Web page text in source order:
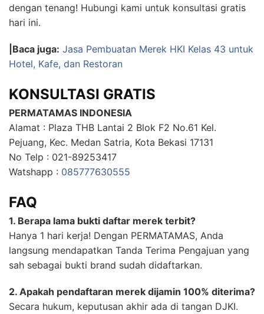
dengan tenang! Hubungi kami untuk konsultasi gratis
hari ini.
|Baca juga: Jasa Pembuatan Merek HKI Kelas 43 untuk
Hotel, Kafe, dan Restoran
KONSULTASI GRATIS
PERMATAMAS INDONESIA
Alamat : Plaza THB Lantai 2 Blok F2 No.61 Kel.
Pejuang, Kec. Medan Satria, Kota Bekasi 17131
No Telp : 021-89253417
Watshapp : 085777630555
FAQ
1. Berapa lama bukti daftar merek terbit?
Hanya 1 hari kerja! Dengan PERMATAMAS, Anda
langsung mendapatkan Tanda Terima Pengajuan yang
sah sebagai bukti brand sudah didaftarkan.
2. Apakah pendaftaran merek dijamin 100% diterima?
Secara hukum, keputusan akhir ada di tangan DJKI.